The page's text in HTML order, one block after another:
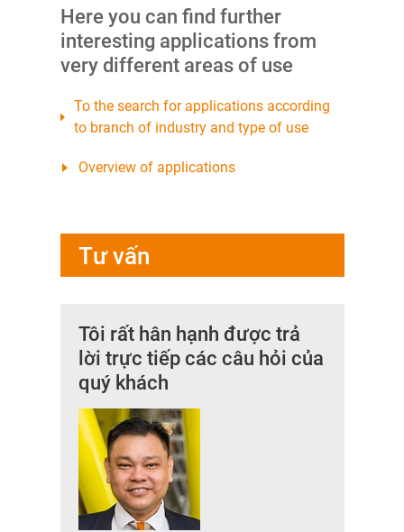
Here you can find further
interesting applications from
very different areas of use
To the search for applications according
to branch of industry and type of use
Overview of applications
Tư vấn
Tôi rất hân hạnh được trả
lời trực tiếp các câu hỏi của
quý khách